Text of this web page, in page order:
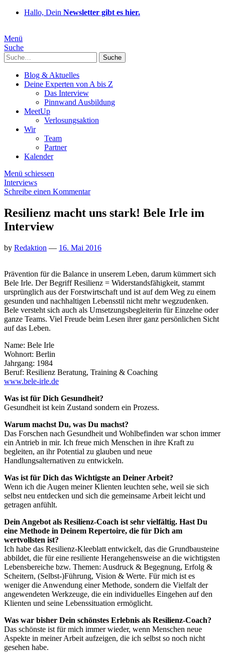
Hallo, Dein Newsletter gibt es hier.
Menü
Suche
Suche
Blog & Aktuelles
Deine Experten von A bis Z
Das Interview
Pinnwand Ausbildung
MeetUp
Verlosungsaktion
Wir
Team
Partner
Kalender
Menü schiessen
Interviews
Schreibe einen Kommentar
Resilienz macht uns stark! Bele Irle im
Interview
by Redaktion — 16. Mai 2016
Prävention für die Balance in unserem Leben, darum kümmert sich
Bele Irle. Der Begriff Resilienz = Widerstandsfähigkeit, stammt
ursprünglich aus der Forstwirtschaft und ist auf dem Weg zu einem
gesunden und nachhaltigen Lebensstil nicht mehr wegzudenken.
Bele versteht sich auch als Umsetzungsbegleiterin für Einzelne oder
ganze Teams. Viel Freude beim Lesen ihrer ganz persönlichen Sicht
auf das Leben.
Name: Bele Irle
Wohnort: Berlin
Jahrgang: 1984
Beruf: Resilienz Beratung, Training & Coaching
www.bele-irle.de
Was ist für Dich Gesundheit?
Gesundheit ist kein Zustand sondern ein Prozess.
Warum machst Du, was Du machst?
Das Forschen nach Gesundheit und Wohlbefinden war schon immer
ein Antrieb in mir. Ich freue mich Menschen in ihre Kraft zu
begleiten, an ihr Potential zu glauben und neue
Handlungsalternativen zu entwickeln.
Was ist für Dich das Wichtigste an Deiner Arbeit?
Wenn ich die Augen meiner Klienten leuchten sehe, weil sie sich
selbst neu entdecken und sich die gemeinsame Arbeit leicht und
getragen anfühlt.
Dein Angebot als Resilienz-Coach ist sehr vielfältig. Hast Du
eine Methode in Deinem Repertoire, die für Dich am
wertvollsten ist?
Ich habe das Resilienz-Kleeblatt entwickelt, das die Grundbausteine
abbildet, die für eine resiliente Herangehensweise an die wichtigsten
Lebensbereiche bzw. Themen: Ausdruck & Begegnung, Erfolg &
Scheitern, (Selbst-)Führung, Vision & Werte. Für mich ist es
weniger die Anwendung einer Methode, sondern die Vielfalt der
angewendeten Werkzeuge, die ein individuelles Eingehen auf den
Klienten und seine Lebenssituation ermöglicht.
Was war bisher Dein schönstes Erlebnis als Resilienz-Coach?
Das schönste ist für mich immer wieder, wenn Menschen neue
Aspekte in meiner Arbeit aufzeigen, die ich selbst so noch nicht
gesehen habe.